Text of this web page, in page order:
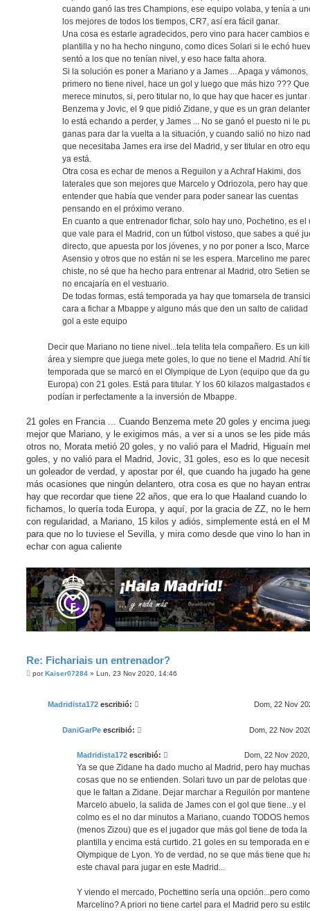
cuando ganó las tres Champions, ese equipo volaba, y tenía a
los mejores de todos los tiempos, CR7, así era fácil ganar.
Una cosa es estarle agradecidos, pero vino para hacer cambios
plantilla y no ha hecho ninguno, como dices Solari si le echó
sentó a los que no tenían nivel, y eso hace falta ahora.
Si la solución es poner a Mariano y a James ... Apaga y vámonos,
primero no tiene nivel, hace un gol y luego que más hizo ??? Que
merece minutos, si, pero titular no, lo que hay que hacer es juntar
Benzema y Jovic, el 9 que pidió Zidane, y que es un gran
lo está echando a perder, y James ... No se ganó el puesto ni le
ganas para dar la vuelta a la situación, y cuando salió no hizo
que necesitaba James era irse del Madrid, y ser titular en otro
ya está.
Otra cosa es echar de menos a Reguilon y a Achraf Hakimi, dos
laterales que son mejores que Marcelo y Odriozola, pero hay que
entender que había que vender para poder sanear las cuentas
pensando en el próximo verano.
En cuanto a que entrenador fichar, solo hay uno, Pochetino, es el
que vale para el Madrid, con un fútbol vistoso, que sabes a qué
directo, que apuesta por los jóvenes, y no por poner a Isco,
Asensio y otros que no están ni se les espera. Marcelino me
chiste, no sé que ha hecho para entrenar al Madrid, otro Setien
no encajaría en el vestuario.
De todas formas, está temporada ya hay que tomarsela de
cara a fichar a Mbappe y alguno más que den un salto de calidad
gol a este equipo
Decir que Mariano no tiene nivel...tela telita tela compañero. Es un
área y siempre que juega mete goles, lo que no tiene el Madrid. Ahí
temporada que se marcó en el Olympique de Lyon (equipo que da
Europa) con 21 goles. Está para titular. Y los 60 kilazos malgastados
podían ir perfectamente a la inversión de Mbappe.
21 goles en Francia ... Cuando Benzema mete 20 goles y encima
mejor que Mariano, y le exigimos más, a ver si a unos se les pide
otros no, Morata metió 20 goles, y no valió para el Madrid, Higuaín
goles, y no valió para el Madrid, Jovic, 31 goles, eso es lo que
un goleador de verdad, y apostar por él, que cuando ha jugado ha
más ocasiones que ningún delantero, otra cosa es que no hayan
hay que recordar que tiene 22 años, que era lo que Haaland cuando lo
fichamos, lo quería toda Europa, y aquí, por la gracia de ZZ, no le
con regularidad, a Mariano, 15 kilos y adiós, simplemente está en el
para que no lo tuviese el Sevilla, y mira como desde que vino lo han
echar con agua caliente
Re: Fichariais un entrenador?
MporKaiser07284 » Lun, 23 Nov 2020, 14:46
Madridista172 escribió: Dom, 22 Nov
DaniGarPe escribió: Dom, 22 Nov
Madridista172 escribió: Dom, 22 Nov
Ya se que Zidane ha dado mucho al Madrid, pero hay muchas
cosas que no se entienden. Solari tuvo un par de pelotas que
que le faltan a Zidane. Dejar marchar a Reguilón por
Marcelo abuelo, la salida de James con el gol que tiene...y el
colmo es el no dar minutos a Mariano, cuando TODOS
(menos Zizou) que es el jugador que más gol tiene de toda la
plantilla y encima está curtido. 21 goles en su temporada en
Olympique de Lyon. Yo de verdad, no se que más tiene que
este chaval para jugar en este Madrid...
Y viendo el mercado, Pochettino sería una opción...pero
Marcelino? A priori no tiene cartel para el Madrid pero su